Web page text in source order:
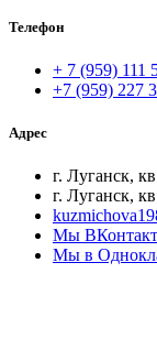
Телефон
+ 7 (959) 111
+7 (959) 227
Адрес
г. Луганск,
г. Луганск,
Мы
Мы в